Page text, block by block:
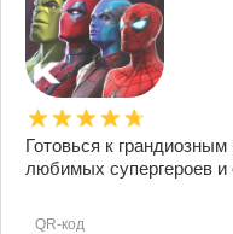
Готовься к
любимых супергероев и
QR-код